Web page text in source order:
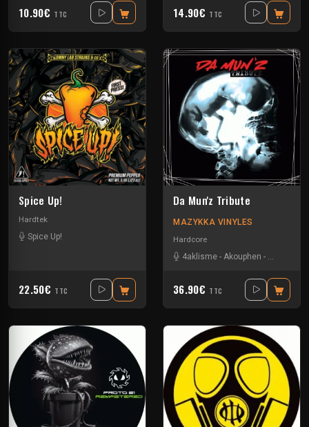
10.90€ TTC 14.90€ TTC
Spice Up!
Hardtek
Spice Up!
22.50€ TTC
Da Mun'z Tribute
MAZYKKA VINYLES
Hardcore
4aklisme - Akouphen - Angel Flo
36.90€ TTC